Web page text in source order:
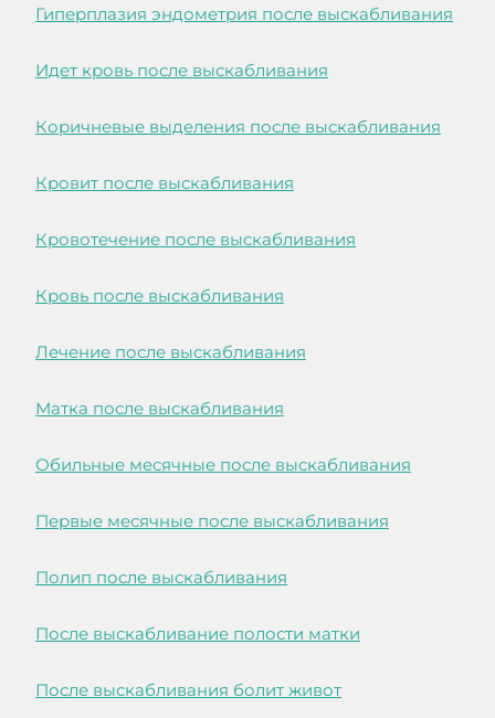
Гиперплазия эндометрия после выскабливания
Идет кровь после выскабливания
Коричневые выделения после выскабливания
Кровит после выскабливания
Кровотечение после выскабливания
Кровь после выскабливания
Лечение после выскабливания
Матка после выскабливания
Обильные месячные после выскабливания
Первые месячные после выскабливания
Полип после выскабливания
После выскабливание полости матки
После выскабливания болит живот